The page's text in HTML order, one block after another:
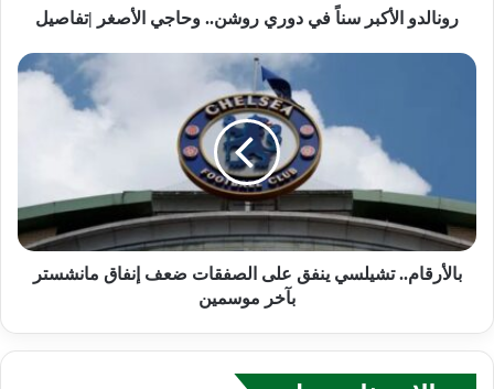
رونالدو الأكبر سناً في دوري روشن.. وحاجي الأصغر |تفاصيل
بالأرقام.. تشيلسي ينفق على الصفقات ضعف إنفاق مانشستر
بآخر موسمين